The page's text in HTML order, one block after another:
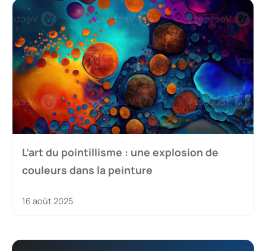
L’art du pointillisme : une explosion de
couleurs dans la peinture
16 août 2025